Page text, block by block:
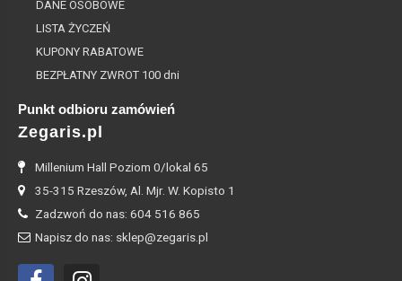
DANE OSOBOWE
LISTA ŻYCZEŃ
KUPONY RABATOWE
BEZPŁATNY ZWROT 100 dni
Punkt odbioru zamówień
Zegaris.pl
Millenium Hall Poziom 0/lokal 65
35-315 Rzeszów, Al. Mjr. W. Kopisto 1
Zadzwoń do nas: 604 516 865
Napisz do nas: sklep@zegaris.pl